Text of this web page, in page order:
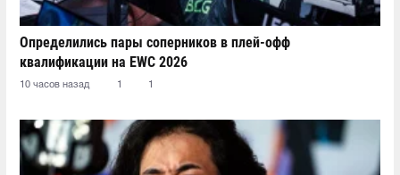
Определились пары соперников в плей-офф
квалификации на EWC 2026
10 часов назад 1 1